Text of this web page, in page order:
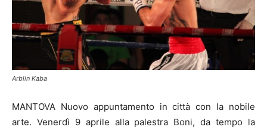
Arblin Kaba
MANTOVA Nuovo appuntamento in città con la nobile
arte. Venerdì 9 aprile alla palestra Boni, da tempo la